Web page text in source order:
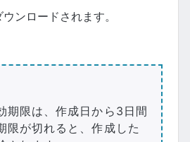
ンロードされます。
期限は、作成日から3日間
限が切れると、作成した